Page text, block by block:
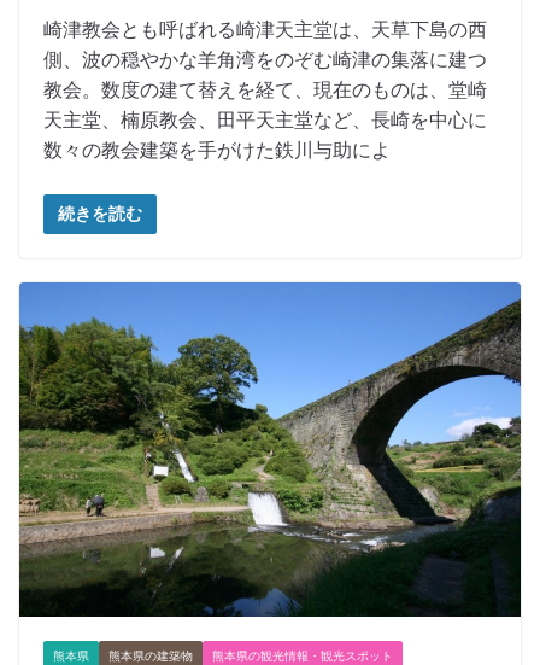
崎津教会とも呼ばれる崎津天主堂は、天草下島の西
側、波の穏やかな羊角湾をのぞむ崎津の集落に建つ
教会。数度の建て替えを経て、現在のものは、堂崎
天主堂、楠原教会、田平天主堂など、長崎を中心に
数々の教会建築を手がけた鉄川与助によ
続きを読む
熊本県 熊本県の建築物 熊本県の観光情報・観光スポット